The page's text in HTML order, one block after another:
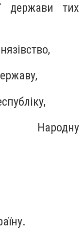
держави тих
Народну